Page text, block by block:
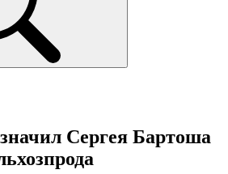
Сергея Бартоша